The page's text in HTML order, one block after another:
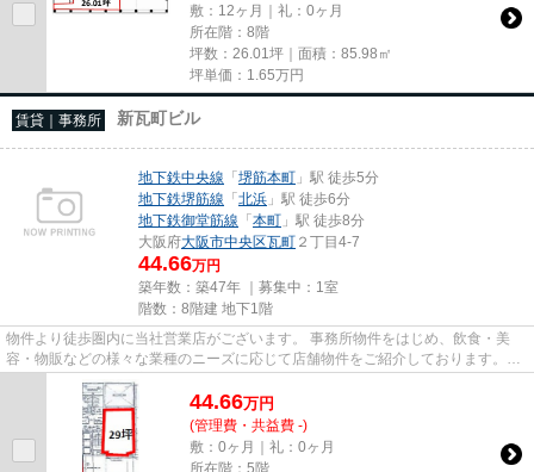
敷：12ヶ月｜礼：0ヶ月
所在階：8階
坪数：26.01坪｜面積：85.98㎡
坪単価： 1.65万円
賃貸｜事務所 新瓦町ビル
地下鉄中央線 「堺筋本町 」駅 徒歩5分
地下鉄堺筋線 「北浜 」駅 徒歩6分
地下鉄御堂筋線 「本町 」駅 徒歩8分
大阪府大阪市中央区瓦町 ２丁目4-7
44.66万円
築年数：築47年 ｜募集中： 1室
階数：8階建 地下1階
物件より徒歩圏内に当社営業店がございます。 事務所物件をはじめ、飲食・美
容・物販などの様々な業種のニーズに応じて店舗物件をご紹介しております。
尚、弊社ではおとり広告は一切...
44.66万円
(管理費・共益費 -)
敷：0ヶ月｜礼：0ヶ月
所在階：5階